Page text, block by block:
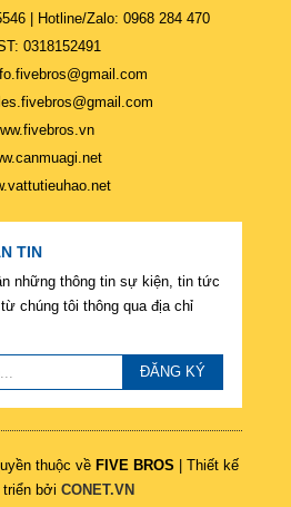
| Hotline/Zalo: 0968 284 470
0318152491
TIN
những thông tin sự kiện, tin tức
chúng tôi thông qua địa chỉ
ĐĂNG KÝ
thuộc về FIVE BROS | Thiết kế
bởi CONET.VN